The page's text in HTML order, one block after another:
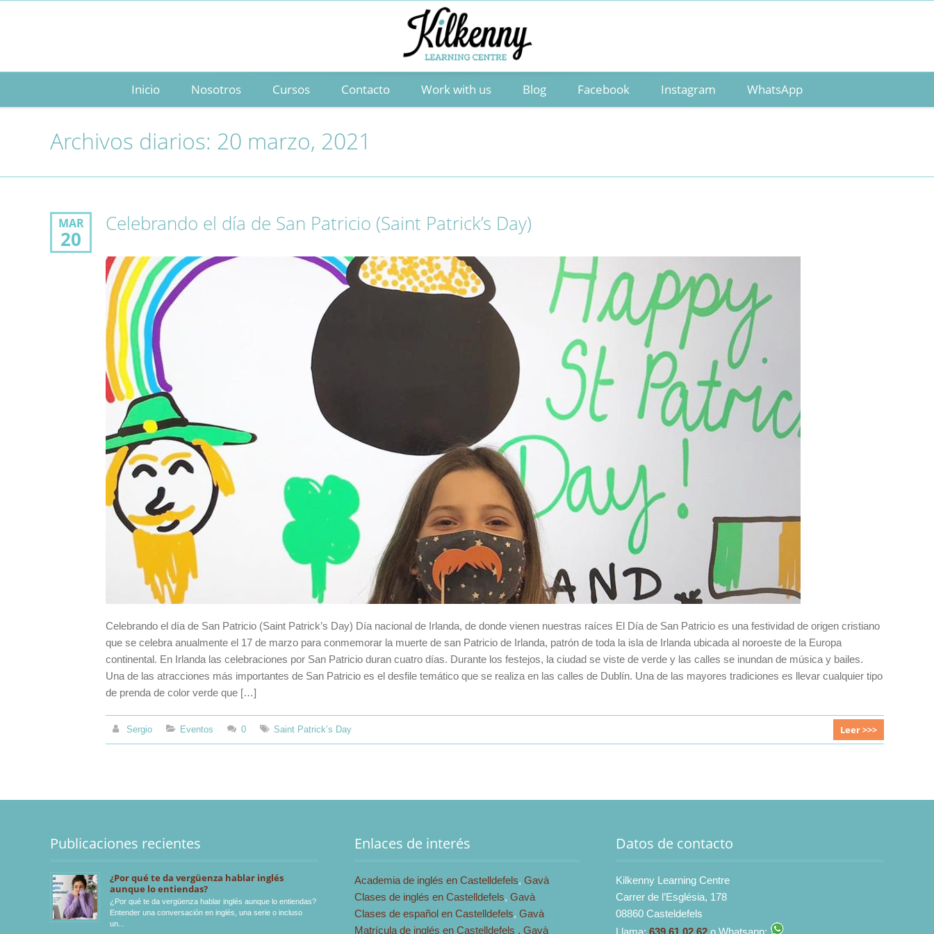
Inicio Nosotros Cursos Contacto Work with us Blog Facebook Instagram WhatsApp
Archivos diarios: 20 marzo, 2021
MAR
20
Celebrando el día de San Patricio (Saint Patrick’s Day)
Celebrando el día de San Patricio (Saint Patrick’s Day) Día nacional de Irlanda, de donde vienen nuestras raíces El Día de San Patricio es una festividad de origen cristiano
que se celebra anualmente el 17 de marzo para conmemorar la muerte de san Patricio de Irlanda, patrón de toda la isla de Irlanda ubicada al noroeste de la Europa
continental. En Irlanda las celebraciones por San Patricio duran cuatro días. Durante los festejos, la ciudad se viste de verde y las calles se inundan de música y bailes.
Una de las atracciones más importantes de San Patricio es el desfile temático que se realiza en las calles de Dublín. Una de las mayores tradiciones es llevar cualquier tipo
de prenda de color verde que […]
Sergio Eventos 0 Saint Patrick’s Day Leer >>>
Publicaciones recientes
¿Por qué te da vergüenza hablar inglés
aunque lo entiendas?
¿Por qué te da vergüenza hablar inglés aunque lo entiendas?
Entender una conversación en inglés, una serie o incluso
un
Enlaces de interés
Academia de inglés en Castelldefels,Gavà
Clases de inglés en Castelldefels,Gavà
Clases de español en Castelldefels,Gavà
Matrícula de inglés en Castelldefels ,Gavà
Datos de contacto
Kilkenny Learning Centre
Carrer de l’Església, 178
08860 Casteldefels
Llama: 639 61 02 62o Whatsapp: